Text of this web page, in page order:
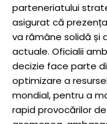
parteneriatului
asigurat că
va rămâne solidă și
actuale. Oficialii
decizie face parte
optimizare a
mondial, pentru a
rapid provocărilor